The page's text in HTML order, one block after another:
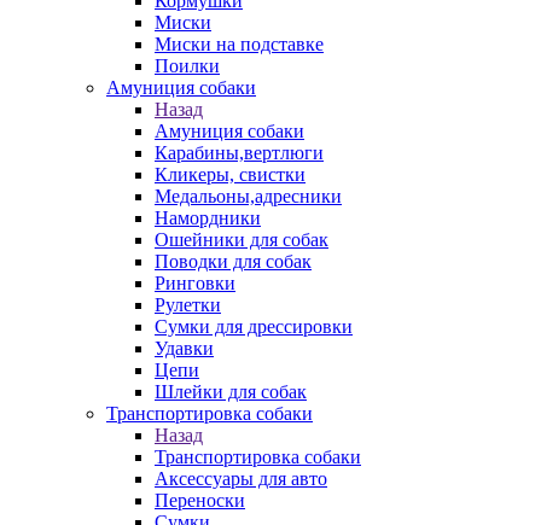
Миски
Миски на подставке
Поилки
Амуниция собаки
Назад
Амуниция собаки
Карабины,вертлюги
Кликеры, свистки
Медальоны,адресники
Намордники
Ошейники для собак
Поводки для собак
Ринговки
Рулетки
Сумки для дрессировки
Удавки
Цепи
Шлейки для собак
Транспортировка собаки
Назад
Транспортировка собаки
Аксессуары для авто
Переноски